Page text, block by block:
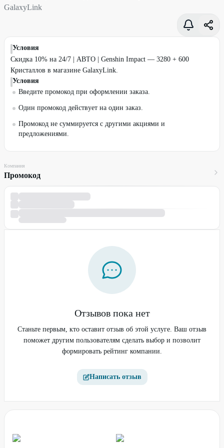
GalaxyLink
Условия
Скидка 10% на 24/7 | АВТО | Genshin Impact — 3280 + 600
Кристаллов в магазине GalaxyLink.
Условия
Введите промокод при оформлении заказа.
Один промокод действует на один заказ.
Промокод не суммируется с другими акциями и
предложениями.
Компания
Промокод
Отзывов пока нет
Станьте первым, кто оставит отзыв об этой услуге. Ваш отзыв
поможет другим пользователям сделать выбор и позволит
формировать рейтинг компании.
Написать отзыв